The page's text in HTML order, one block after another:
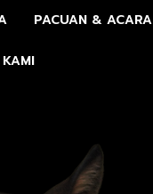
PACUAN & ACARA